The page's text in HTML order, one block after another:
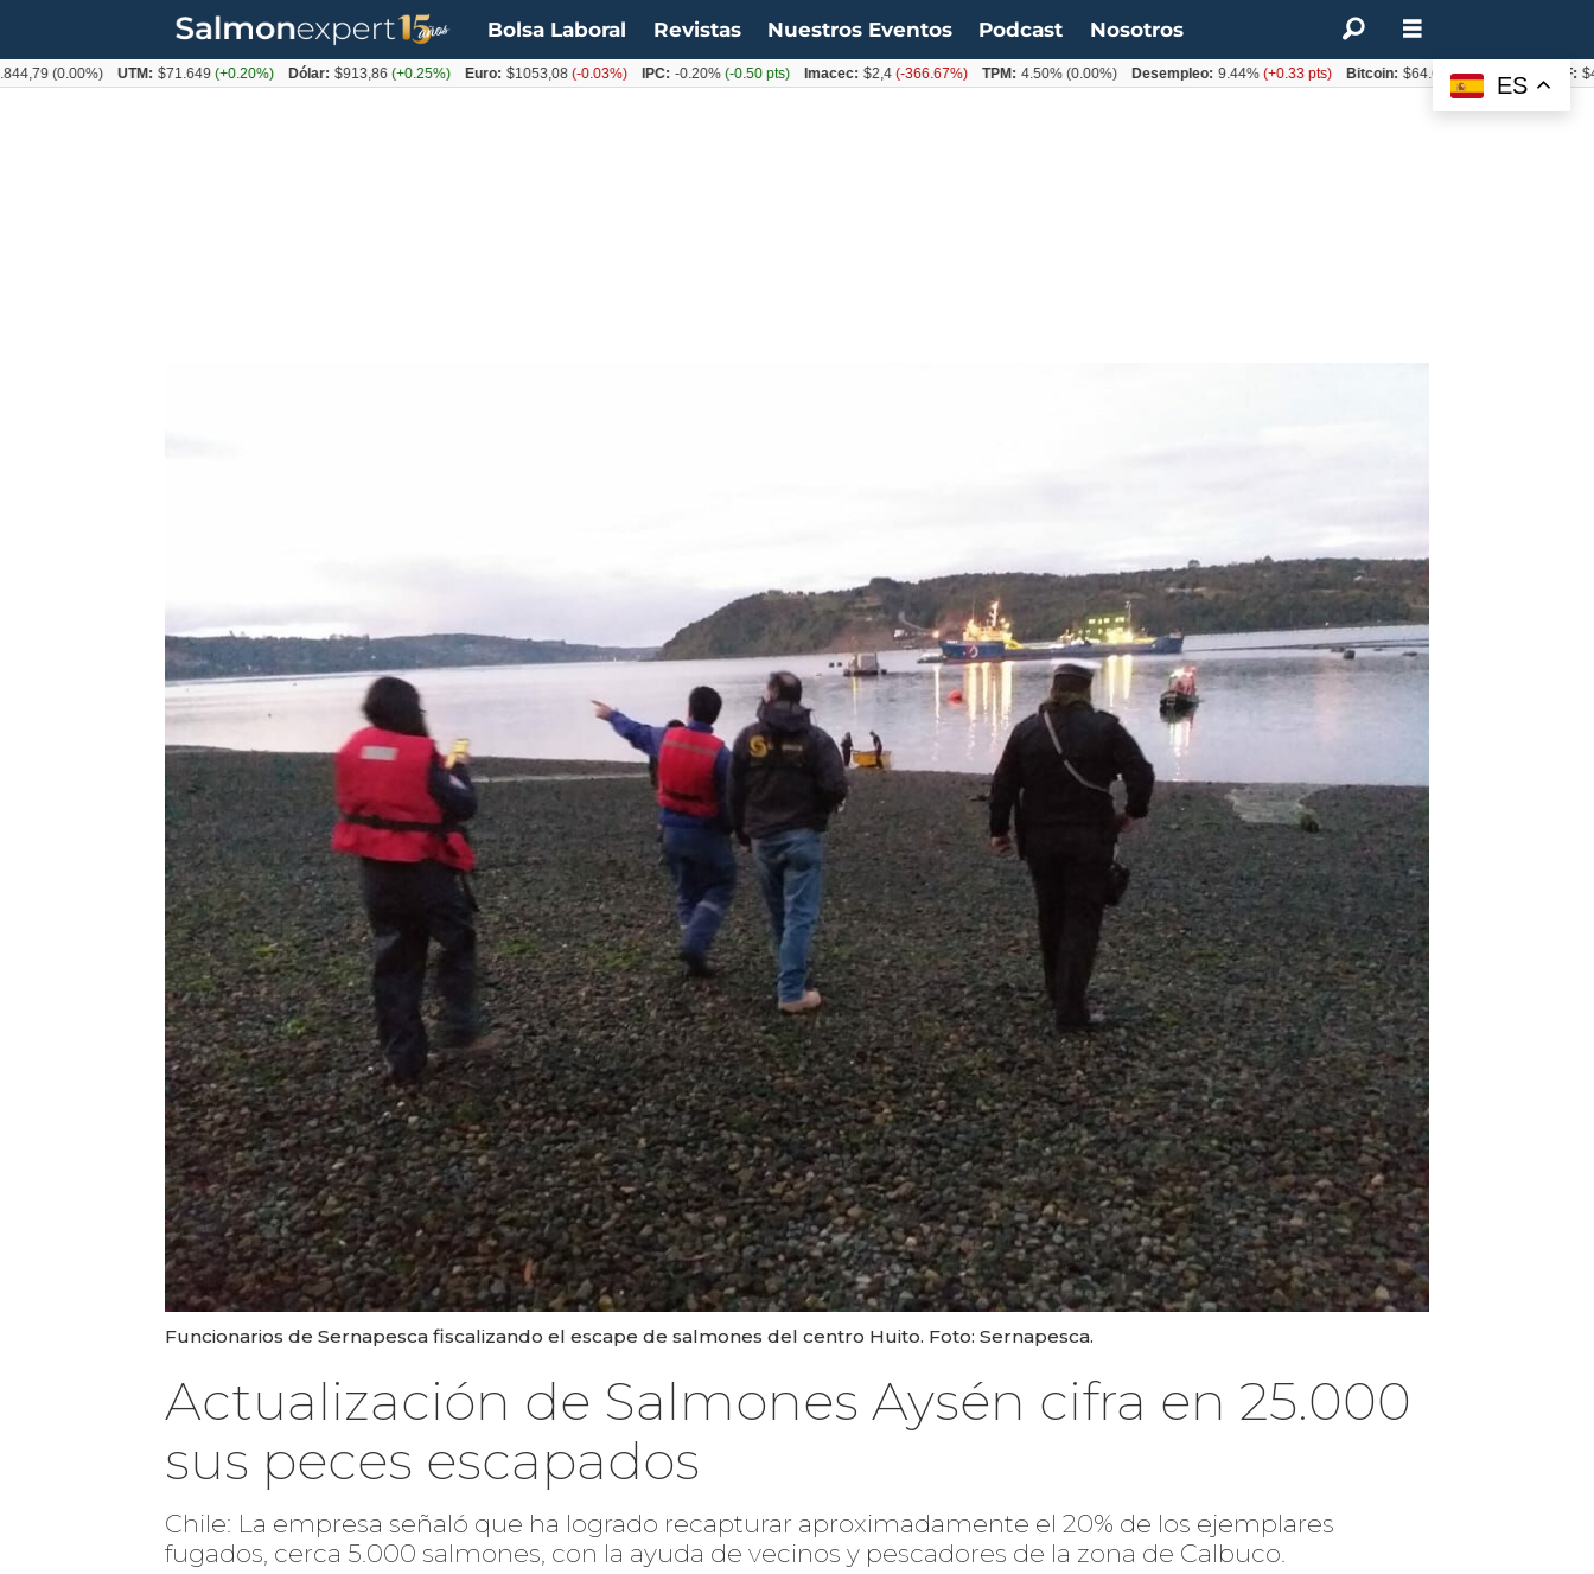
Bolsa Laboral Revistas Nuestros Eventos Podcast Nosotros
Funcionarios de Sernapesca fiscalizando el escape de salmones del centro Huito. Foto: Sernapesca.
Actualización de Salmones Aysén cifra en 25.000
sus peces escapados
Chile: La empresa señaló que ha logrado recapturar aproximadamente el 20% de los ejemplares
fugados, cerca 5.000 salmones, con la ayuda de vecinos y pescadores de la zona de Calbuco.
ES
(0.00%) UTM: $71.649(+0.20%) Dólar: $913,86(+0.25%) Euro: $1053,08(-0.03%) IPC: -0.20%(-0.50 pts) Imacec: $2,4(-366.67%) TPM: 4.50% (0.00%) Desempleo: 9.44% (+0.33 pts) Bitcoin: $64.600,08 (+2.93%)